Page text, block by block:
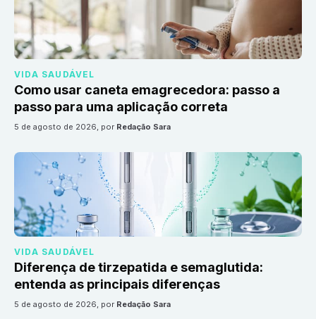
VIDA SAUDÁVEL
Como usar caneta emagrecedora: passo a
passo para uma aplicação correta
5 de agosto de 2026, por Redação Sara
VIDA SAUDÁVEL
Diferença de tirzepatida e semaglutida:
entenda as principais diferenças
5 de agosto de 2026, por Redação Sara